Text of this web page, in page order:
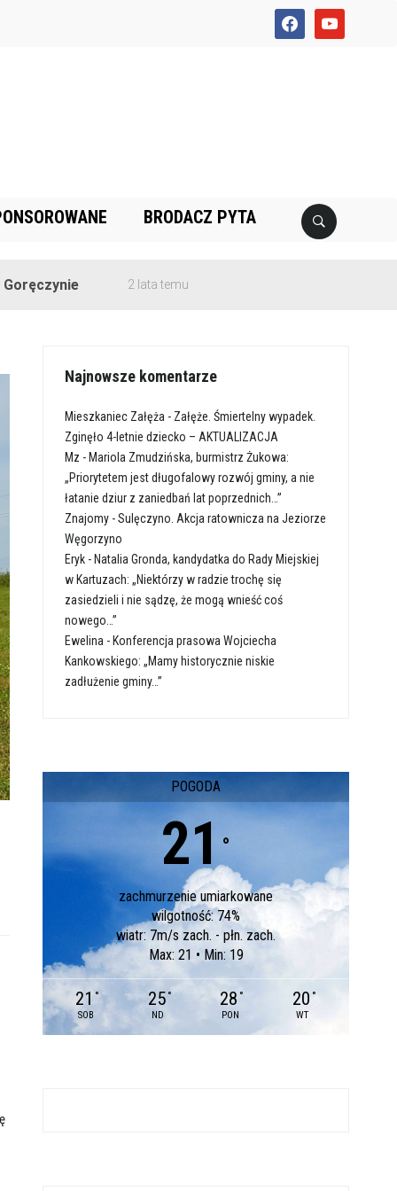
facebookyoutube
BRODACZ PYTA
2 lata temu
Najnowsze komentarze
Mieszkaniec Załęża - Załęże. Śmiertelny wypadek.
Zginęło 4-letnie dziecko – AKTUALIZACJA
Mz - Mariola Zmudzińska, burmistrz Żukowa:
„Priorytetem jest długofalowy rozwój gminy, a nie
łatanie dziur z zaniedbań lat poprzednich…”
Znajomy -Sulęczyno. Akcja ratownicza na Jeziorze
Węgorzyno
Eryk - Natalia Gronda, kandydatka do Rady Miejskiej
w Kartuzach: „Niektórzy w radzie trochę się
zasiedzieli i nie sądzę, że mogą wnieść coś
nowego…”
Ewelina - Konferencja prasowa Wojciecha
Kankowskiego: „Mamy historycznie niskie
zadłużenie gminy…”
POGODA
21 °
zachmurzenie umiarkowane
wilgotność: 74%
wiatr: 7m/s zach. - płn. zach.
Max: 21 • Min: 19
21 °
SOB
25 °
ND
28 °
PON
20 °
WT